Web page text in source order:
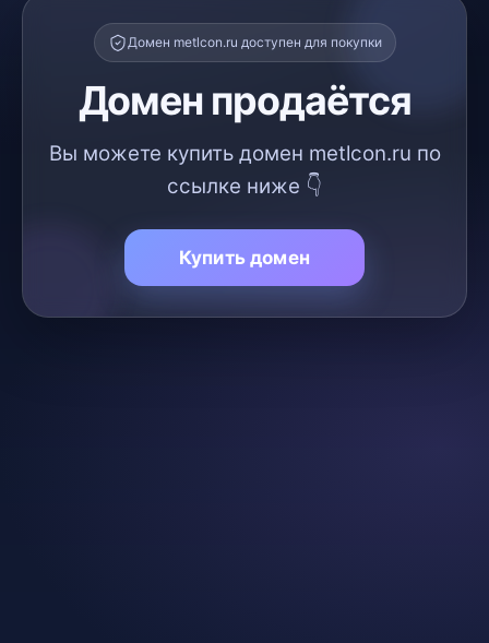
Домен metlcon.ru доступен для покупки
Домен продаётся
Вы можете купить домен metlcon.ru по
ссылке ниже 👇
Купить домен